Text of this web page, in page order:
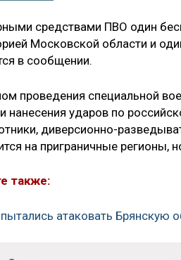
средствами ПВО один
Московской области и
в сообщении.
проведения специальной
нанесения ударов по
диверсионно-
на приграничные регионы,
также:
атаковать Брянскую